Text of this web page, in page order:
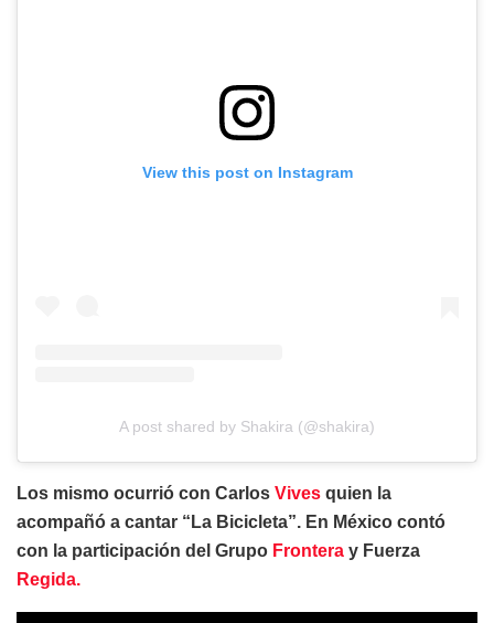
View this post on Instagram
A post shared by Shakira (@shakira)
Los mismo ocurrió con Carlos Vives quien la
acompañó a cantar “La Bicicleta”. En México contó
con la participación del Grupo Frontera y Fuerza
Regida.